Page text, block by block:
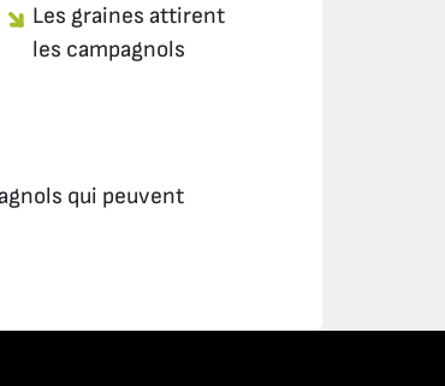
Les graines attirent
les campagnols
qui peuvent